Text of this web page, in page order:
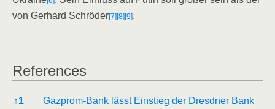
von Ger­hard Schrö­der[7] [8] [9].
Refe­ren­ces
Refe­ren­ces
↑1
Gaz­prom-Bank lässt Ein­stieg der Dresd­ner Bank